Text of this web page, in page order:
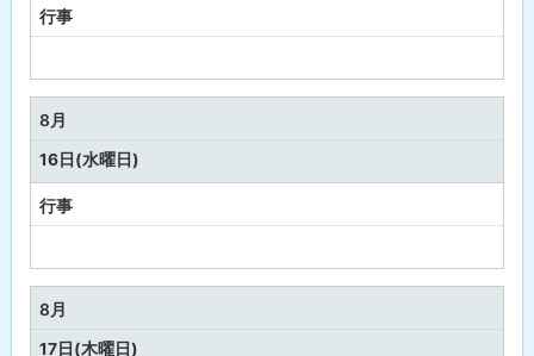
行事
定
な
し
8月
16日(水曜日)
行事
定
な
し
8月
17日(木曜日)